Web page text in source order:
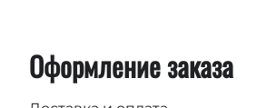
Оформление заказа